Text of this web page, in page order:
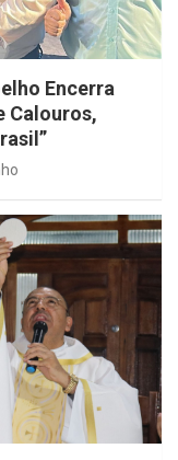
Encerra
Calouros,